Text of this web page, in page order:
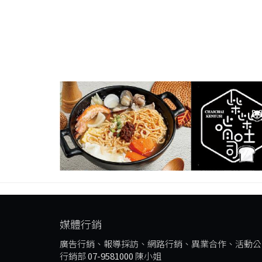
媒體行銷
廣告行銷、報導採訪、網路行銷、異業合作、活動
行銷部07-9581000 陳小姐